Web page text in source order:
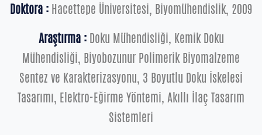
Doktora :Hacettepe Üniversitesi, Biyomühendislik, 2009
Araştırma :Doku Mühendisliği, Kemik Doku
Mühendisliği, Biyobozunur Polimerik Biyomalzeme
Sentez ve Karakterizasyonu, 3 Boyutlu Doku İskelesi
Tasarımı, Elektro-Eğirme Yöntemi, Akıllı İlaç Tasarım
Sistemleri